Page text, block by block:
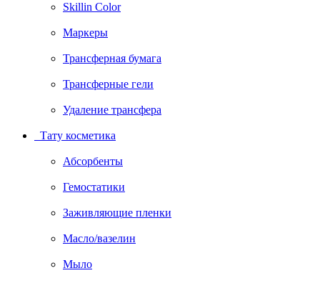
Skillin Color
Маркеры
Трансферная бумага
Трансферные гели
Удаление трансфера
Тату косметика
Абсорбенты
Гемостатики
Заживляющие пленки
Масло/вазелин
Мыло